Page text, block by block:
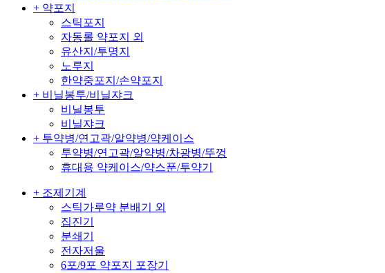
+ 약포지
스틱포지
자동롤 약포지 외
유산지/투명지
노루지
한약중포지/손약포지
+ 비닐봉투/비닐쟈크
비닐봉투
비닐쟈크
+ 투약병/연고곽/알약병/약케이스
투약병/연고곽/알약병/차광병/뚜껑
휴대용 약케이스/약스푼/투약기
+ 조제기계
스틱가루약 분배기 외
집진기
분쇄기
전자저울
6포/9포 약포지 포장기